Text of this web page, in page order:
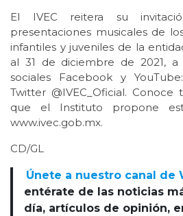
El IVEC reitera su
presentaciones musicales de
infantiles y juveniles de la
al 31 de diciembre de 2021,
sociales Facebook y
Twitter @IVEC_Oficial. Conoce
que el Instituto propone
www.ivec.gob.mx.
CD/GL
Únete a nuestro canal de
entérate de las noticias
día, artículos de opinión,